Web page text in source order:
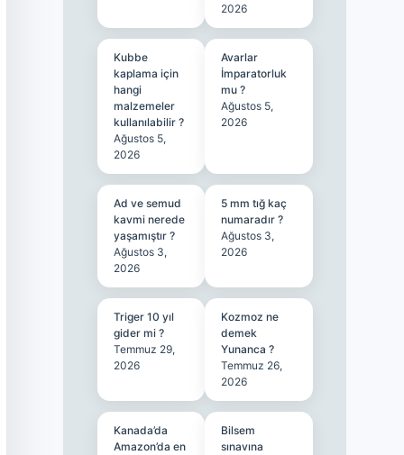
2026
Kubbe
kaplama için
hangi
malzemeler
kullanılabilir ?
Ağustos 5,
2026
Avarlar
İmparatorluk
mu ?
Ağustos 5,
2026
Ad ve semud
kavmi nerede
yaşamıştır ?
Ağustos 3,
2026
5 mm tığ kaç
numaradır ?
Ağustos 3,
2026
Triger 10 yıl
gider mi ?
Temmuz 29,
2026
Kozmoz ne
demek
Yunanca ?
Temmuz 26,
2026
Kanada’da
Amazon’da en
Bilsem
sınavına